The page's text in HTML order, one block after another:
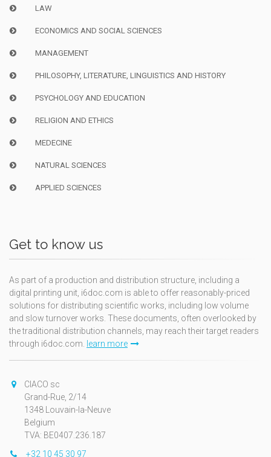
LAW
ECONOMICS AND SOCIAL SCIENCES
MANAGEMENT
PHILOSOPHY, LITERATURE, LINGUISTICS AND HISTORY
PSYCHOLOGY AND EDUCATION
RELIGION AND ETHICS
MEDECINE
NATURAL SCIENCES
APPLIED SCIENCES
Get to know us
As part of a production and distribution structure, including a
digital printing unit, i6doc.com is able to offer reasonably-priced
solutions for distributing scientific works, including low volume
and slow turnover works. These documents, often overlooked by
the traditional distribution channels, may reach their target readers
through i6doc.com.
learn more
CIACO sc
Grand-Rue, 2/14
1348 Louvain-la-Neuve
Belgium
TVA: BE0407.236.187
+32 10 45 30 97